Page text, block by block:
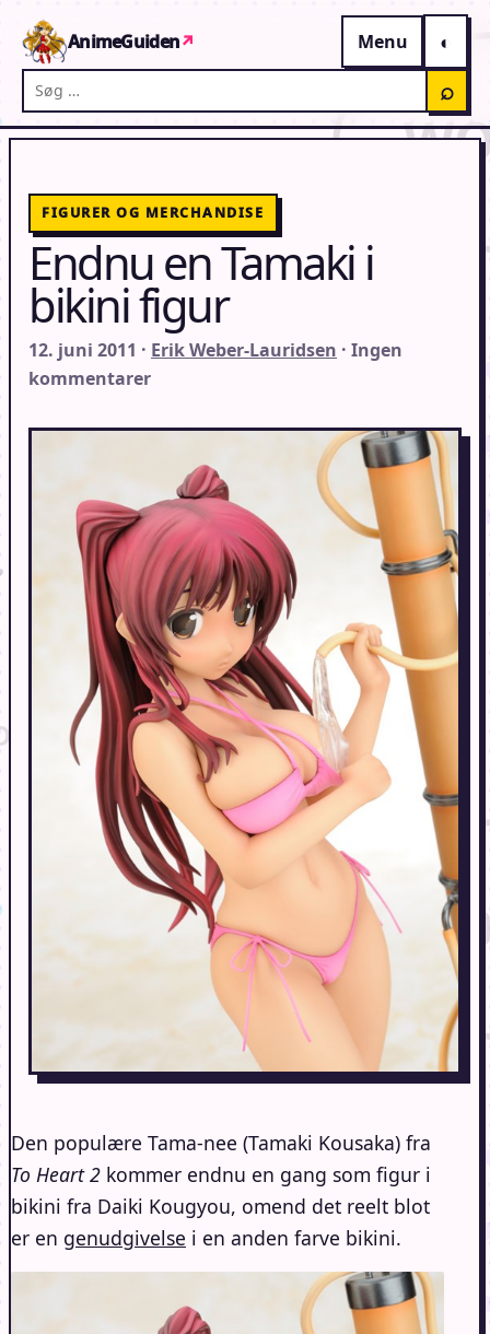
AnimeGuiden↗
Menu
Søg på AnimeGuiden
⌕
FIGURER OG MERCHANDISE
Endnu en Tamaki i
bikini figur
12. juni 2011 · Erik Weber-Lauridsen · Ingen
kommentarer
Den populære Tama-nee (Tamaki Kousaka) fra
To Heart 2 kommer endnu en gang som figur i
bikini fra Daiki Kougyou, omend det reelt blot
er en genudgivelse i en anden farve bikini.